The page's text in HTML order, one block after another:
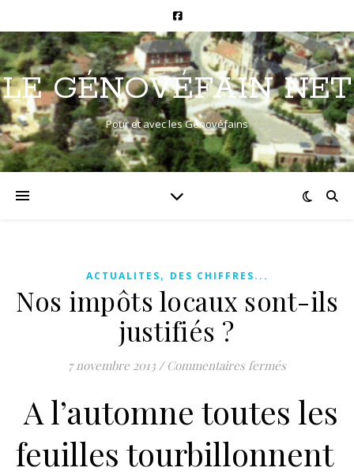
LE GÉNOVÉFAIN NET
Pour et avec les Génovéfains
ACTUALITES, DES CHIFFRES...
Nos impôts locaux sont-ils
justifiés ?
7 novembre 2013 / Commentaires ferméssur Nos
A l’automne toutes les
feuilles tourbillonnent